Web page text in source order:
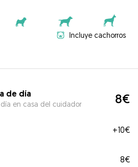
Incluye cachorros
de día
en casa del cuidador 8€
+10€
8€